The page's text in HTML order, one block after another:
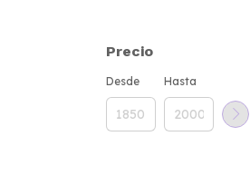
Precio
Desde Hasta